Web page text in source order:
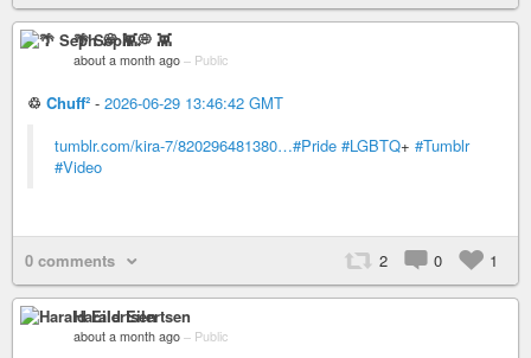
🌴 Seph 💭 👾
about a month ago – Public
♲ Chuff² - 2026-06-29 13:46:42 GMT
tumblr.com/kira-7/820296481380…#Pride #LGBTQ+ #Tumblr
#Video
0 comments 2 0 1
Harald Eilertsen
about a month ago – Public